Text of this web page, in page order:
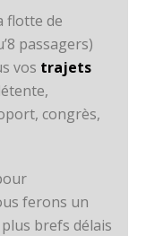
flotte de
passagers)
vos trajets
congrès,
ferons un
brefs délais